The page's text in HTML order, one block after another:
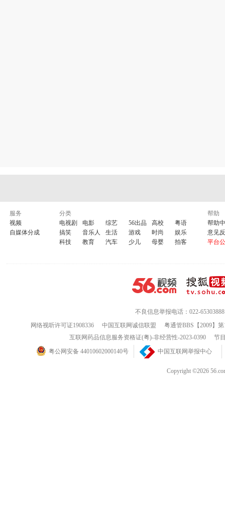
服务
视频
自媒体分成
分类
电视剧
电影 综艺 56出品 高校
粤语
搞笑
音乐人 生活 游戏 时尚
娱乐
科技
教育 汽车 少儿 母婴 拍客
帮助
帮助
意见
平台
不良信息举报电话：022-65303888
网络视听许可证1908336
中国互联网诚信联盟
粤通管BBS【2009】
互联网药品信息服务资格证(粤)-非经营性-2023-0390
节
粤公网安备 44010602000140号
中国互联网举报中心
Copyright ©2026